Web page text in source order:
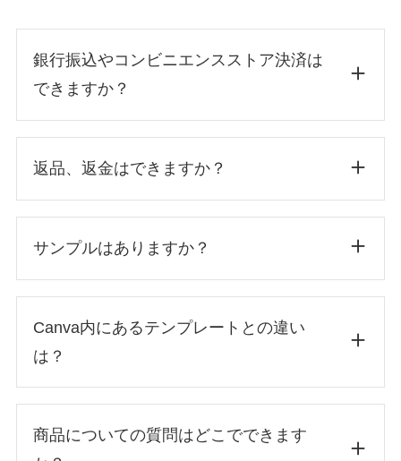
銀行振込やコンビニエンスストア決済は
できますか？
返品、返金はできますか？
サンプルはありますか？
Canva内にあるテンプレートとの違い
は？
同じデザインシリーズ内のテンプレート数
商品についての質問はどこでできます